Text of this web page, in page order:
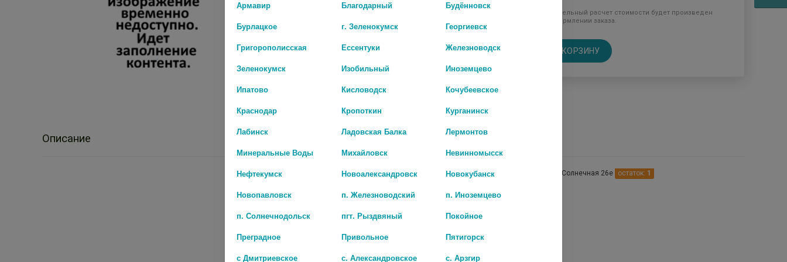
Окончательный расчет стоимости будет произведен
при оформлении заказа.
В КОРЗИНУ
Описание Наличие в аптеках
БИО АГЛФ №8 с. Донское ул. Солнечная 26е остаток: 1
Армавир Благодарный
Будённовск
Бурлацкое
г. Зеленокумск
Георгиевск
Григорополисская
Ессентуки
Железноводск
Зеленокумск
Изобильный
Иноземцево
Ипатово
Кисловодск
Кочубеевское
Краснодар
Кропоткин
Курганинск
Лабинск
Ладовская Балка
Лермонтов
Минеральные Воды
Михайловск
Невинномысск
Нефтекумск
Новоалександровск
Новокубанск
Новопавловск
п. Железноводский
п. Иноземцево
п. Солнечнодольск
пгт. Рыздвяный
Покойное
Преградное
Привольное
Пятигорск
с Дмитриевское
с. Александровское с. Арзгир